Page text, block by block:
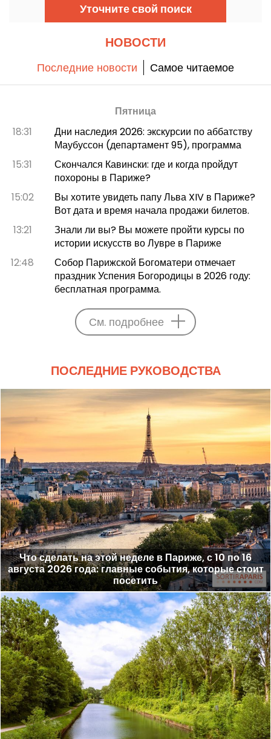
Уточните свой поиск
НОВОСТИ
Последние новости Самое читаемое
Пятница
18:31
Дни наследия 2026: экскурсии по аббатству
Маубуссон (департамент 95), программа
15:31
Скончался Кавински: где и когда пройдут
похороны в Париже?
15:02
Вы хотите увидеть папу Льва XIV в Париже?
Вот дата и время начала продажи билетов.
13:21
Знали ли вы? Вы можете пройти курсы по
истории искусств во Лувре в Париже
12:48
Собор Парижской Богоматери отмечает
праздник Успения Богородицы в 2026 году:
бесплатная программа.
См. подробнее
ПОСЛЕДНИЕ РУКОВОДСТВА
Что сделать на этой неделе в Париже, с 10 по 16
августа 2026 года: главные события, которые стоит
посетить